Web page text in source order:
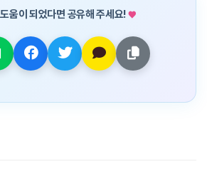
움이 되었다면 공유해 주세요!